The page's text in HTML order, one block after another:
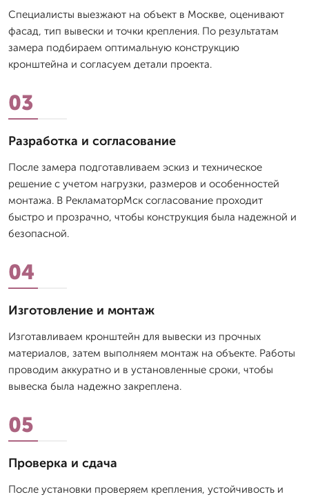
Специалисты выезжают на объект в Москве, оценивают
фасад, тип вывески и точки крепления. По результатам
замера подбираем оптимальную конструкцию
кронштейна и согласуем детали проекта.
03
Разработка и согласование
После замера подготавливаем эскиз и техническое
решение с учетом нагрузки, размеров и особенностей
монтажа. В РекламаторМск согласование проходит
быстро и прозрачно, чтобы конструкция была надежной и
безопасной.
04
Изготовление и монтаж
Изготавливаем кронштейн для вывески из прочных
материалов, затем выполняем монтаж на объекте. Работы
проводим аккуратно и в установленные сроки, чтобы
вывеска была надежно закреплена.
05
Проверка и сдача
После установки проверяем крепления, устойчивость и